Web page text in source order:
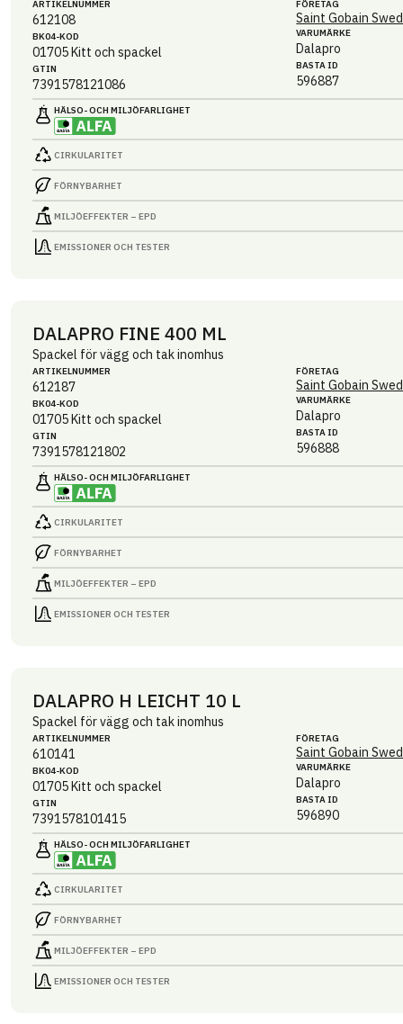
ARTIKEL­NUMMER
612108
BK04-KOD
01705Kitt och spackel
GTIN
7391578121086
FÖRETAG
Saint Gobain
VARUMÄRKE
Dalapro
BASTA ID
596887
HÄLSO- OCH MILJÖ­FARLIGHET
CIRKULARITET
FÖRNYBARHET
MILJÖEFFEKTER – EPD
EMISSIONER OCH TESTER
DALAPRO FINE 400 ML
Spackel för vägg och tak inomhus
ARTIKEL­NUMMER
612187
BK04-KOD
01705Kitt och spackel
GTIN
7391578121802
FÖRETAG
Saint Gobain
VARUMÄRKE
Dalapro
BASTA ID
596888
HÄLSO- OCH MILJÖ­FARLIGHET
CIRKULARITET
FÖRNYBARHET
MILJÖEFFEKTER – EPD
EMISSIONER OCH TESTER
DALAPRO H LEICHT 10 L
Spackel för vägg och tak inomhus
ARTIKEL­NUMMER
610141
BK04-KOD
01705Kitt och spackel
GTIN
7391578101415
FÖRETAG
Saint Gobain
VARUMÄRKE
Dalapro
BASTA ID
596890
HÄLSO- OCH MILJÖ­FARLIGHET
CIRKULARITET
FÖRNYBARHET
MILJÖEFFEKTER – EPD
EMISSIONER OCH TESTER